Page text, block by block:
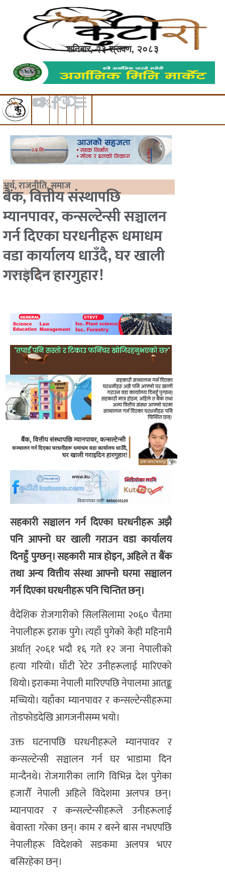
शनिबार, २३ श्रावण, २०८३
अर्थ,राजनीति,समाज
बैंक, वित्तीय संस्थापछि
म्यानपावर, कन्सल्टेन्सी सञ्चालन
गर्न दिएका घरधनीहरू धमाधम
वडा कार्यालय धाउँदै, घर खाली
गराइदिन हारगुहार!
२०८२ जेष्ठ ८रुषा थापा
सहकारी सञ्चालन गर्न दिएका घरधनीहरू अझै
पनि आफ्नो घर खाली गराउन वडा कार्यालय
दिनहुँ पुग्छन्। सहकारी मात्र होइन, अहिले त बैंक
तथा अन्य वित्तीय संस्था आफ्नो घरमा सञ्चालन
गर्न दिएका घरधनीहरू पनि चिन्तित छन्।
वैदेशिक रोजगारीको सिलसिलामा २०६० चैतमा
नेपालीहरू इराक पुगे। त्यहाँ पुगेको केही महिनामै
अर्थात् २०६१ भदौ १६ गते १२ जना नेपालीको
हत्या गरियो। घाँटी रेटेर उनीहरूलाई मारिएको
थियो। इराकमा नेपाली मारिएपछि नेपालमा आतङ्क
मच्चियो। यहाँका म्यानपावर र कन्सल्टेन्सीहरूमा
तोडफोडदेखि आगजनीसम्म भयो।
उक्त घटनापछि घरधनीहरूले म्यानपावर र
कन्सल्टेन्सी सञ्चालन गर्न घर भाडामा दिन
मान्दैनथे। रोजगारीका लागि विभिन्न देश पुगेका
हजारौँ नेपाली अहिले विदेशमा अलपत्र छन्।
म्यानपावर र कन्सल्टेन्सीहरूले उनीहरूलाई
बेवास्ता गरेका छन्। काम र बस्ने बास नभएपछि
नेपालीहरू विदेशको सडकमा अलपत्र भएर
बसिरहेका छन्।